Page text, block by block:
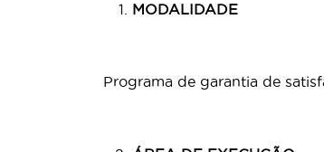
MODALIDADE
Programa de garantia de